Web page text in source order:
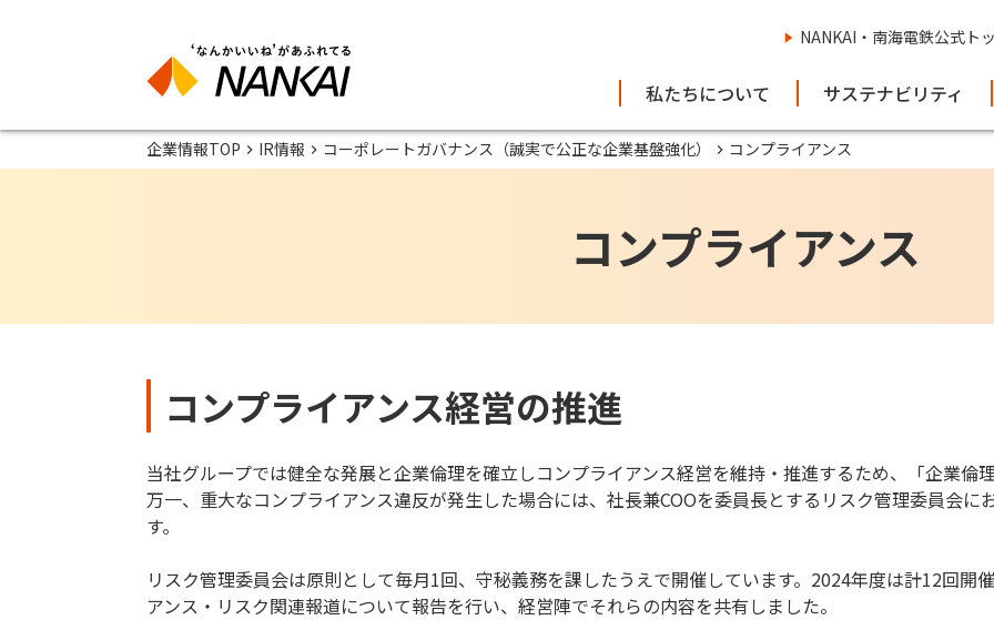
NANKAI・南海電鉄公式ト
私たちについて サステナビリティ
企業情報TOP IR情報 コーポレートガバナンス（誠実で公正な企業基盤強化） コンプライアンス
コンプライアンス
コンプライアンス経営の推進
当社グループでは健全な発展と企業倫理を確立しコンプライアンス経営を維持・推進するため、「企業倫
万一、重大なコンプライアンス違反が発生した場合には、社長兼COOを委員長とするリスク管理委員会に
す。
リスク管理委員会は原則として毎月1回、守秘義務を課したうえで開催しています。2024年度は計12回開
アンス・リスク関連報道について報告を行い、経営陣でそれらの内容を共有しました。